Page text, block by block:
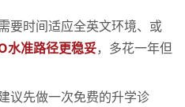
要时间适应全英文环境、或
水准路径更稳妥，多花一年但
先做一次免费的升学诊